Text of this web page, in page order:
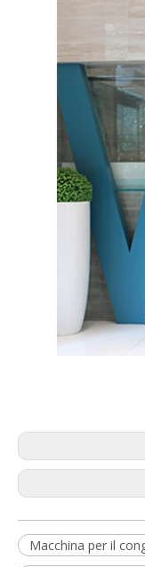
Macchina per il